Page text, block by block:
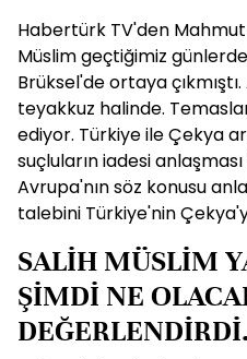
Habertürk TV'den
Müslim geçtiğimiz
Brüksel'de ortaya
teyakkuz halinde.
ediyor. Türkiye ile Çekya
suçluların iadesi
Avrupa'nın söz konusu
talebini Türkiye'nin
SALİH MÜSLİM
ŞİMDİ NE